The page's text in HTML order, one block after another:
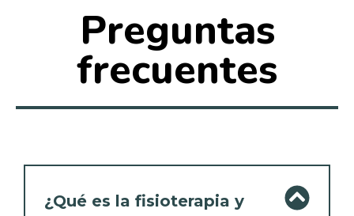
Preguntas
frecuentes
¿Qué es la fisioterapia y